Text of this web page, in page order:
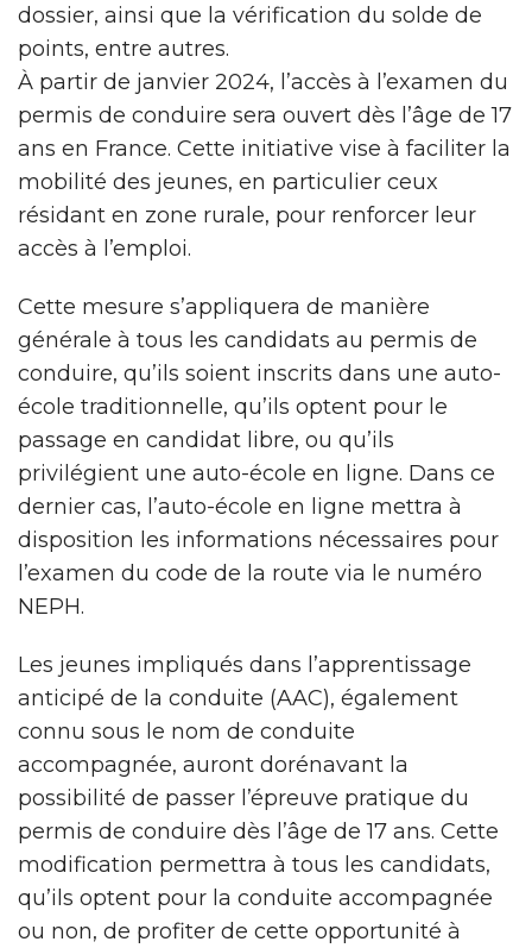
dossier, ainsi que la vérification du solde de
points, entre autres.
À partir de janvier 2024, l’accès à l’examen du
permis de conduire sera ouvert dès l’âge de 17
ans en France. Cette initiative vise à faciliter la
mobilité des jeunes, en particulier ceux
résidant en zone rurale, pour renforcer leur
accès à l’emploi.
Cette mesure s’appliquera de manière
générale à tous les candidats au permis de
conduire, qu’ils soient inscrits dans une auto-
école traditionnelle, qu’ils optent pour le
passage en candidat libre, ou qu’ils
privilégient une auto-école en ligne. Dans ce
dernier cas, l’auto-école en ligne mettra à
disposition les informations nécessaires pour
l’examen du code de la route via le numéro
NEPH.
Les jeunes impliqués dans l’apprentissage
anticipé de la conduite (AAC), également
connu sous le nom de conduite
accompagnée, auront dorénavant la
possibilité de passer l’épreuve pratique du
permis de conduire dès l’âge de 17 ans. Cette
modification permettra à tous les candidats,
qu’ils optent pour la conduite accompagnée
ou non, de profiter de cette opportunité à